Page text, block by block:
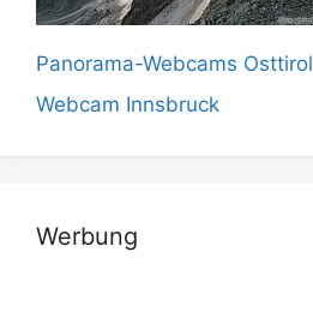
Panorama-Webcams Osttirol
Webcam Innsbruck
Werbung